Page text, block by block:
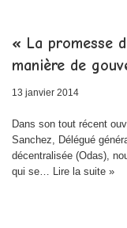
« La promesse
manière de
13 janvier 2014
Dans son tout récent
Sanchez, Délégué
décentralisée (Odas),
qui se… Lire la suite »